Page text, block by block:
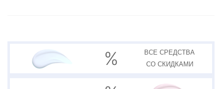
ВСЕ СРЕДСТВА
СО СКИДКАМИ